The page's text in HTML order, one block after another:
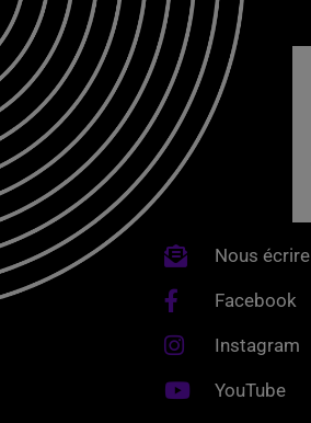
Nous écrire
Facebook
Instagram
YouTube